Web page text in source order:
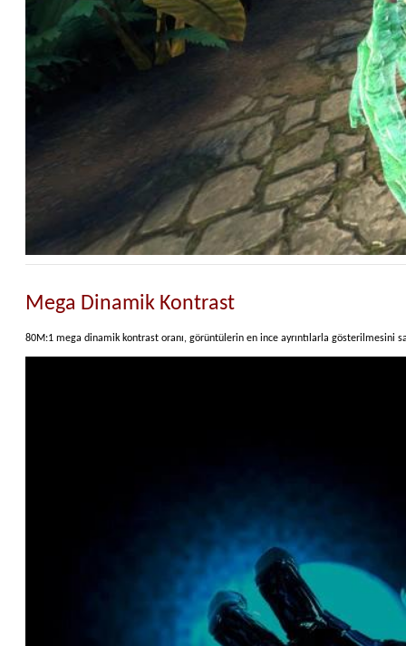
Mega Dinamik Kontrast
80M:1 mega dinamik kontrast oranı, görüntülerin en ince ayrıntılarla gösterilmesini